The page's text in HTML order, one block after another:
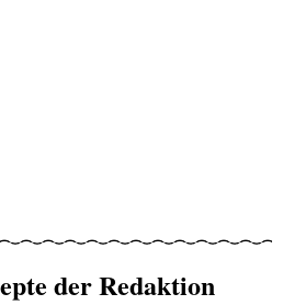
der Redaktion